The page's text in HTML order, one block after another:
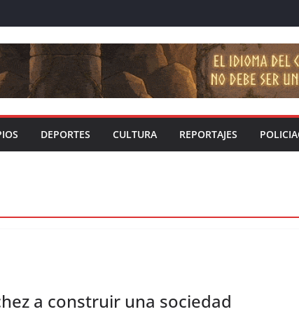
DEPORTES CULTURA REPORTAJES
a construir una sociedad